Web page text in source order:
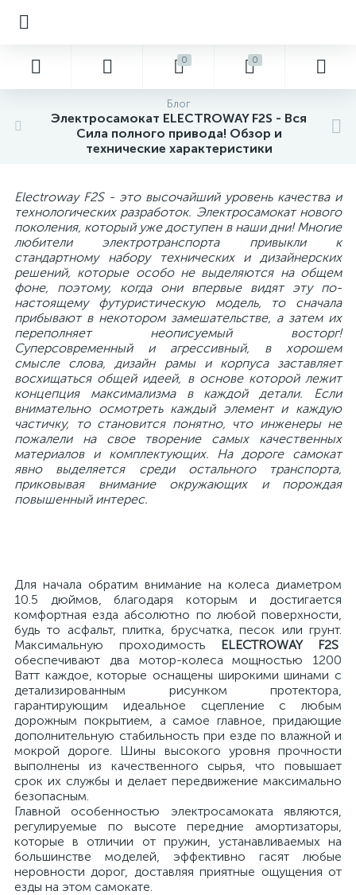
0 0
Блог
Электросамокат ELECTROWAY F2S - Вся
Сила полного привода! Обзор и
технические характеристики
Electroway F2S - это высочайший уровень качества и
технологических разработок. Электросамокат нового
поколения, который уже доступен в наши дни! Многие
любители электротранспорта привыкли к
стандартному набору технических и дизайнерских
решений, которые особо не выделяются на общем
фоне, поэтому, когда они впервые видят эту по-
настоящему футуристическую модель, то сначала
прибывают в некотором замешательстве, а затем их
переполняет неописуемый восторг!
Суперсовременный и агрессивный, в хорошем
смысле слова, дизайн рамы и корпуса заставляет
восхищаться общей идеей, в основе которой лежит
концепция максимализма в каждой детали. Если
внимательно осмотреть каждый элемент и каждую
частичку, то становится понятно, что инженеры не
пожалели на свое творение самых качественных
материалов и комплектующих. На дороге самокат
явно выделяется среди остального транспорта,
приковывая внимание окружающих и порождая
повышенный интерес.
Для начала обратим внимание на колеса диаметром
10.5 дюймов, благодаря которым и достигается
комфортная езда абсолютно по любой поверхности,
будь то асфальт, плитка, брусчатка, песок или грунт.
Максимальную проходимость ELECTROWAY F2S
обеспечивают два мотор-колеса мощностью 1200
Ватт каждое, которые оснащены широкими шинами с
детализированным рисунком протектора,
гарантирующим идеальное сцепление с любым
дорожным покрытием, а самое главное, придающие
дополнительную стабильность при езде по влажной и
мокрой дороге. Шины высокого уровня прочности
выполнены из качественного сырья, что повышает
срок их службы и делает передвижение максимально
безопасным.
Главной особенностью электросамоката являются,
регулируемые по высоте передние амортизаторы,
которые в отличии от пружин, устанавливаемых на
большинстве моделей, эффективно гасят любые
неровности дорог, доставляя приятные ощущения от
езды на этом самокате.